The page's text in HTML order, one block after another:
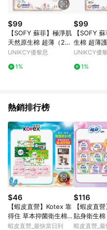
$99
【SOFY 蘇菲】極淨肌
天然原生棉 超薄（26c
m）11片/包
UNIKCY優黎思
1%
$99
【SOFY
生棉 超薄
m）40片/包
UNIKCY優
1%
熱銷排行榜
$46
【蝦皮直營】Kotex 靠
得住 草本抑菌衛生棉/
草本抑菌加強版/好菌P
蝦皮直營_最快當日到
$116
【蝦皮直
貼身衛生
用) 超薄 輕
蝦皮直營_